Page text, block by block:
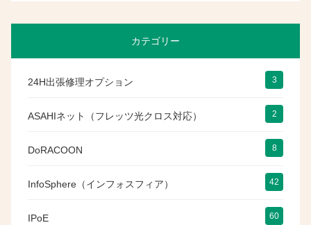
カテゴリー
24H出張修理オプション 3
ASAHIネット（フレッツ光クロス対応） 2
DoRACOON 8
InfoSphere（インフォスフィア） 42
IPoE 60